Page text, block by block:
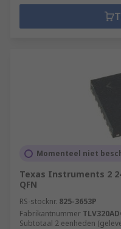
Momenteel niet
Texas Instruments 2
QFN
RS-stocknr. 825-3653P
Fabrikantnummer
Subtotaal 2 eenheden